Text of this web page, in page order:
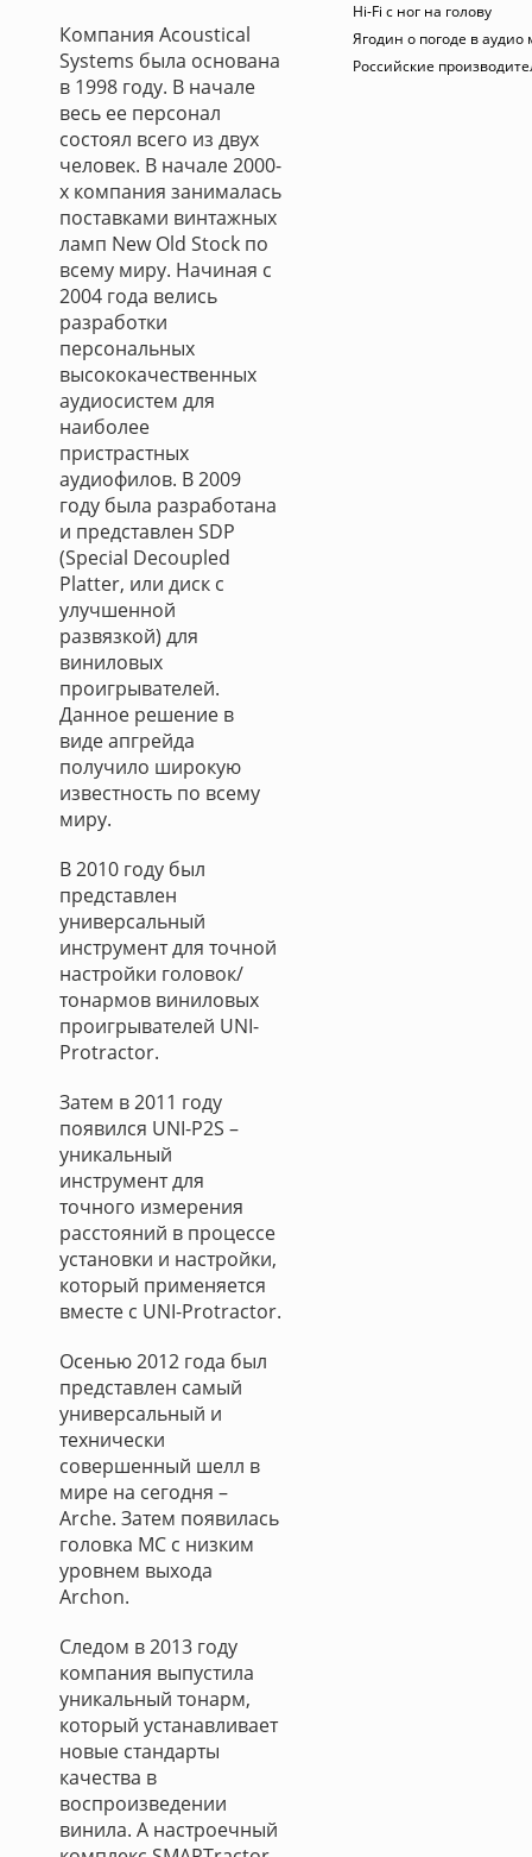
Компания Acoustical
Systems была основана
в 1998 году. В начале
весь ее персонал
состоял всего из двух
человек. В начале 2000-
х компания занималась
поставками винтажных
ламп New Old Stock по
всему миру. Начиная с
2004 года велись
разработки
персональных
высококачественных
аудиосистем для
наиболее
пристрастных
аудиофилов. В 2009
году была разработана
и представлен SDP
(Special Decoupled
Platter, или диск с
улучшенной
развязкой) для
виниловых
проигрывателей.
Данное решение в
виде апгрейда
получило широкую
известность по всему
миру.
В 2010 году был
представлен
универсальный
инструмент для точной
настройки головок/
тонармов виниловых
проигрывателей UNI-
Protractor.
Затем в 2011 году
появился UNI-P2S –
уникальный
инструмент для
точного измерения
расстояний в процессе
установки и настройки,
который применяется
вместе с UNI-Protractor.
Осенью 2012 года был
представлен самый
универсальный и
технически
совершенный шелл в
мире на сегодня –
Arche. Затем появилась
головка MC с низким
уровнем выхода
Archon.
Следом в 2013 году
компания выпустила
уникальный тонарм,
который устанавливает
новые стандарты
качества в
воспроизведении
винила. А настроечный
Hi-Fi с ног на голову
Ягодин о погоде в аудио
Российские